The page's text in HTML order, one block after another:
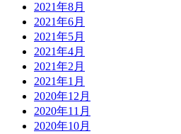
2021年8月
2021年6月
2021年5月
2021年4月
2021年2月
2021年1月
2020年12月
2020年11月
2020年10月